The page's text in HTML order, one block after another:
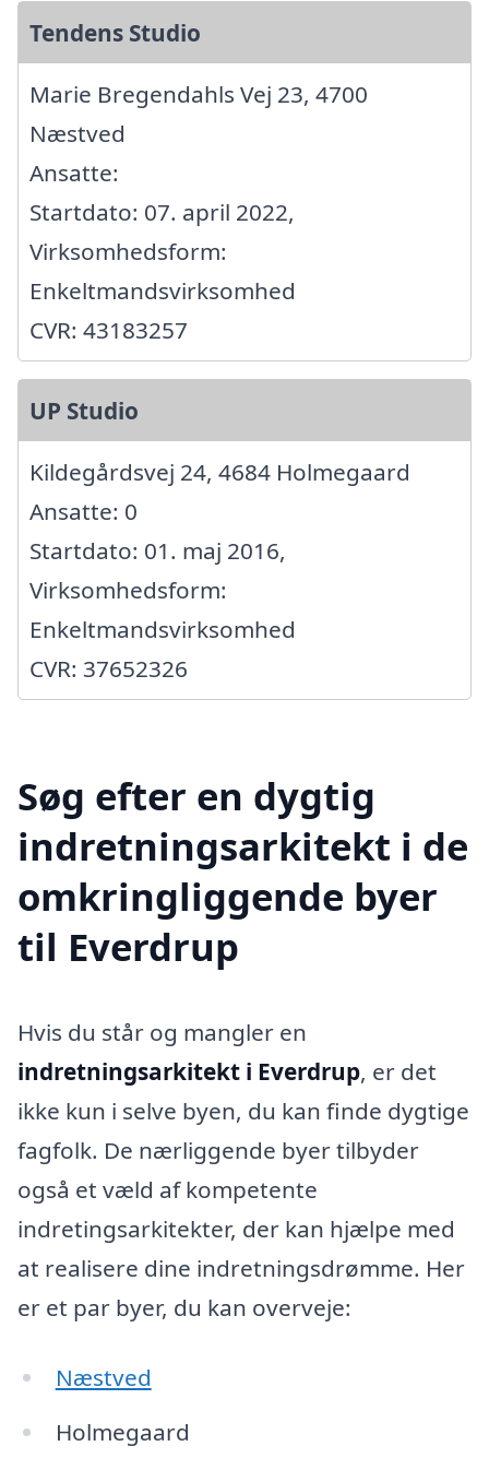
Tendens Studio
Marie Bregendahls Vej 23, 4700
Næstved
Ansatte:
Startdato: 07. april 2022,
Virksomhedsform:
Enkeltmandsvirksomhed
CVR: 43183257
UP Studio
Kildegårdsvej 24, 4684 Holmegaard
Ansatte: 0
Startdato: 01. maj 2016,
Virksomhedsform:
Enkeltmandsvirksomhed
CVR: 37652326
Søg efter en dygtig
indretningsarkitekt i de
omkringliggende byer
til Everdrup
Hvis du står og mangler en
indretningsarkitekt i Everdrup, er det
ikke kun i selve byen, du kan finde dygtige
fagfolk. De nærliggende byer tilbyder
også et væld af kompetente
indretingsarkitekter, der kan hjælpe med
at realisere dine indretningsdrømme. Her
er et par byer, du kan overveje:
Næstved
Holmegaard